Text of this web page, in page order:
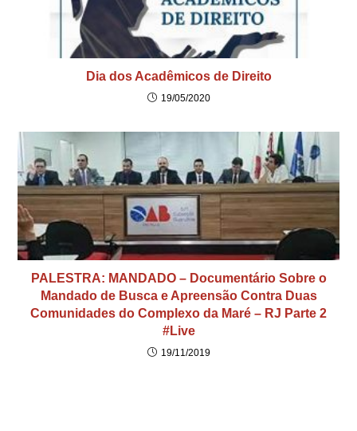
Dia dos Acadêmicos de Direito
19/05/2020
PALESTRA: MANDADO – Documentário Sobre o
Mandado de Busca e Apreensão Contra Duas
Comunidades do Complexo da Maré – RJ Parte 2
#Live
19/11/2019